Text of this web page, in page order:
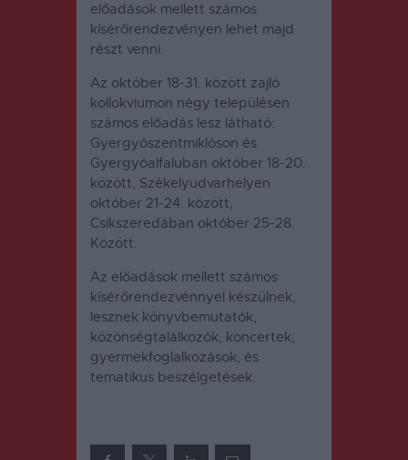
előadások mellett számos
kísérőrendezvényen lehet majd
részt venni.
Az október 18-31. között zajló
kollokviumon négy településen
számos előadás lesz látható:
Gyergyószentmiklóson és
Gyergyóalfaluban október 18-20.
között, Székelyudvarhelyen
október 21-24. között,
Csíkszeredában október 25-28.
Között.
Az előadások mellett számos
kísérőrendezvénnyel készülnek,
lesznek könyvbemutatók,
közönségtalálkozók, koncertek,
gyermekfoglalkozások, és
tematikus beszélgetések.